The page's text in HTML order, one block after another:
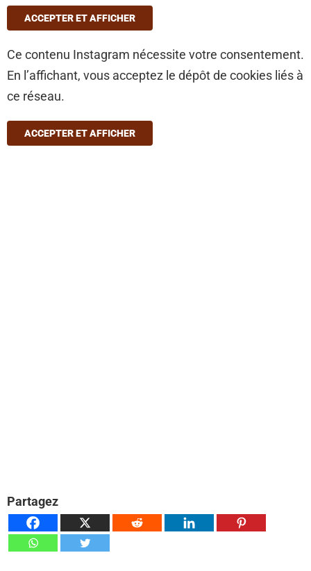
ACCEPTER ET AFFICHER
Ce contenu Instagram nécessite votre consentement.
En l’affichant, vous acceptez le dépôt de cookies liés à
ce réseau.
ACCEPTER ET AFFICHER
Partagez